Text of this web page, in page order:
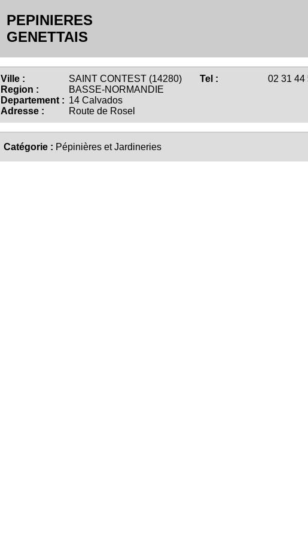
PEPINIERES
GENETTAIS
Ville :
SAINT CONTEST (14280)
Region :
BASSE-NORMANDIE
Departement : 14 Calvados
Adresse :
Route de Rosel
Tel : 02 31 44
Catégorie : Pépinières et Jardineries